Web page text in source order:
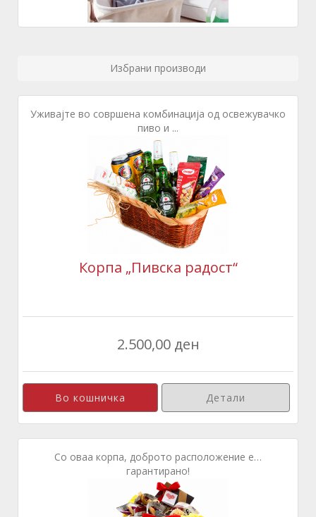
Избрани производи
Уживајте во совршена комбинација од освежувачко
пиво и ...
Корпа „Пивска радост“
2.500,00 ден
Детали
Со оваа корпа, доброто расположение е…
гарантирано!